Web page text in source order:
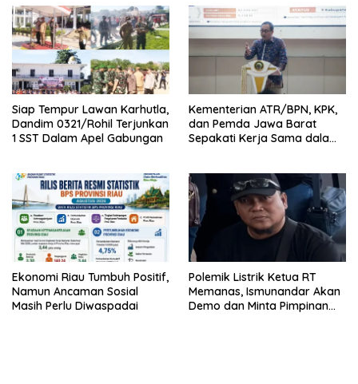
Siap Tempur Lawan Karhutla,
Dandim 0321/Rohil Terjunkan
1 SST Dalam Apel Gabungan
Kementerian ATR/BPN, KPK,
dan Pemda Jawa Barat
Sepakati Kerja Sama dalam
Ekonomi Riau Tumbuh Positif,
Namun Ancaman Sosial
Masih Perlu Diwaspadai
Polemik Listrik Ketua RT
Memanas, Ismunandar Akan
Demo dan Minta Pimpinan